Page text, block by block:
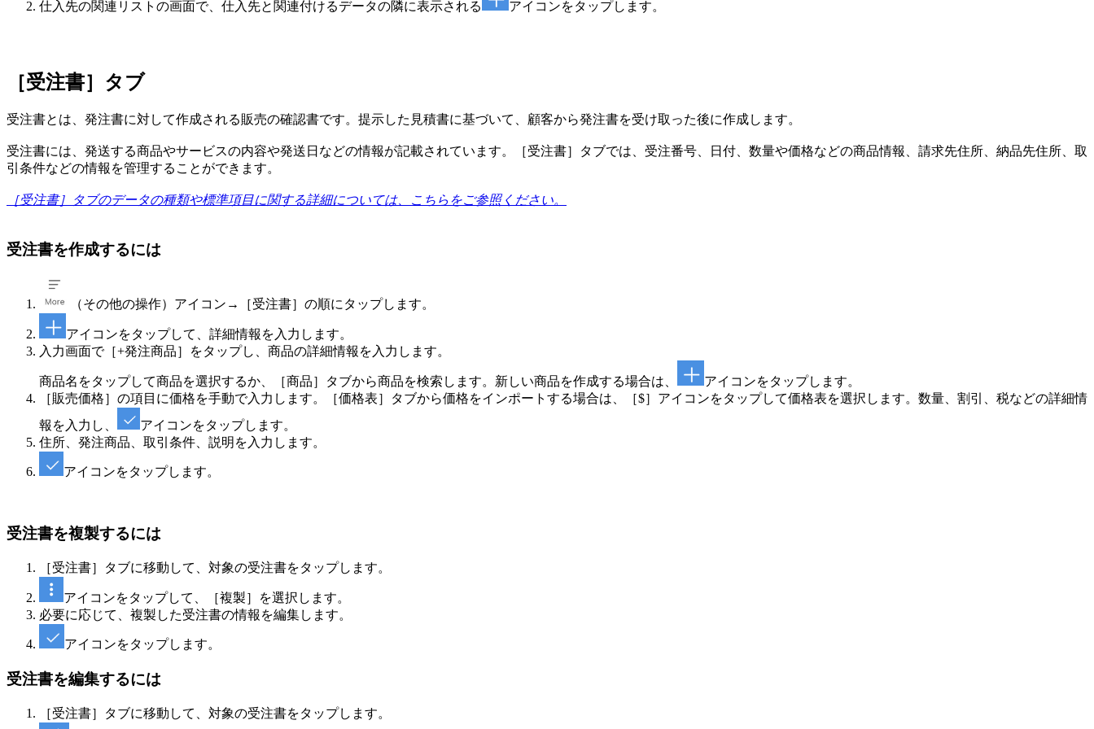
仕入先の関連リストの画面で、仕入先と関連付けるデータの隣に表示される アイコンをタップします。
［受注書］タブ
受注書とは、発注書に対して作成される販売の確認書です。提示した見積書に基づいて、顧客から発注書を受け取った後に作成します。
受注書には、発送する商品やサービスの内容や発送日などの情報が記載されています。［受注書］タブでは、受注番号、日付、数量や価格などの商品情報、請求先住所、納品先住所、取
引条件などの情報を管理することができます。
［受注書］タブのデータの種類や標準項目に関する詳細については、こちらをご参照ください。
受注書を作成するには
（その他の操作）アイコン→［受注書］の順にタップします。
アイコンをタップして、詳細情報を入力します。
入力画面で［+発注商品］をタップし、商品の詳細情報を入力します。
商品名をタップして商品を選択するか、［商品］タブから商品を検索します。新しい商品を作成する場合は、
アイコンをタップします。
［販売価格］の項目に価格を手動で入力します。［価格表］タブから価格をインポートする場合は、［$］アイコンをタップして価格表を選択します。数量、割引、税などの詳細情
報を入力し、
アイコンをタップします。
住所、発注商品、取引条件、説明を入力します。
アイコンをタップします。
受注書を複製するには
［受注書］タブに移動して、対象の受注書をタップします。
アイコンをタップして、［複製］を選択します。
必要に応じて、複製した受注書の情報を編集します。
アイコンをタップします。
受注書を編集するには
［受注書］タブに移動して、対象の受注書をタップします。